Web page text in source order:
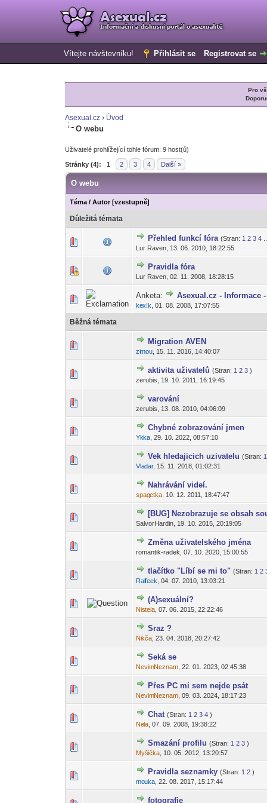
Vítejte návštevníku! Přihlásit se Registrovat se
Pro
Asexual.cz › Úvod
O webu
Uživatelé prohlížející tohle fórum: 9 host(ů)
Stránky (4): 1 2 3 4 Další »
O webu
Téma /Autor [vzestupně]
Důležitá témata
Přehled funkcí fóra (Stran: 1 2 3 4
Lur Raven, 13. 06. 2010, 18:22:55
3 hlas(ů) -1 2
Pravidla fóra
Lur Raven,02. 11. 2008, 18:28:15
Anketa: Asexual.cz - Informace
kex!k ,01. 08. 2008, 17:07:55
4 hlas(ů) -1 2
Běžná témata
Migration AVEN
zimou 15. 11. 2016, 14:40:07
aktivita uživatelů (Stran: 1 2 3 )
zerubis, 19. 10. 2011, 16:19:45
1 hlas(ů) - 1 z
varování
zerubis, 13. 08. 2010, 04:06:09
Chybné zobrazování jmen
Ykka ,29. 10. 2022, 08:57:10
0 hlas(ů) - 0 z 5
Vek hledajicich uzivatelu (Stran: 1
Vladar, 15. 11. 2018, 01:02:31
1 hlas(ů) - 1 z
1 2
Nahrávání videí.
spagetka 10. 12. 2011, 18:47:47
[BUG] Nezobrazuje se obsah
SalvorHardin, 19. 10. 2015, 20:19:05
0 hlas(ů) - 0 z12
Změna uživatelského jména
romantik-radek,07. 10. 2020, 15:00:55
0 hlas(ů) - 0 z 5
tlačítko "Líbí se mi to" (Stran: 1 2
Ralfeek ,04. 07. 2010, 13:03:21
2 hlas(ů)
12
(A)sexuální?
Nisteia ,07. 06. 2015, 22:22:46
Sraz ?
Nikča ,23. 04. 2018, 20:27:42
Seká se
NevimNeznam ,22. 01. 2023, 02:45:38
Přes PC mi sem nejde psát
NevimNeznam ,09. 03. 2024, 18:17:23
0 hlas(ů) - 0 z 5
Chat (Stran: 1 2 3 4 )
Nela ,07. 09. 2008, 19:38:22
Smazání profilu (Stran: 1 2 3 )
Myšička 10. 05. 2012, 13:20:57
0 hlas(ů) - 0 z 5
Pravidla seznamky (Stran: 1 2 )
mouka ,22. 08. 2017, 15:17:44
0 hlas(ů) - 0 z 5
fotografie